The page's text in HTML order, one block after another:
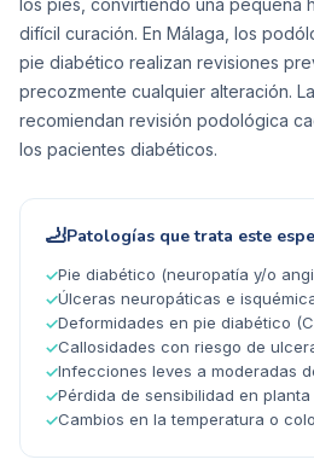
los pies, convirtiendo una pequeña
difícil curación. En Málaga, los
pie diabético realizan revisiones
precozmente cualquier alteración.
recomiendan revisión podológica
los pacientes diabéticos.
🦶Patologías que trata este
✓Pie diabético (neuropatía y/o
✓Úlceras neuropáticas e
✓Deformidades en pie diabético
✓Callosidades con riesgo de
✓Infecciones leves a moderadas
✓Pérdida de sensibilidad en
✓Cambios en la temperatura o